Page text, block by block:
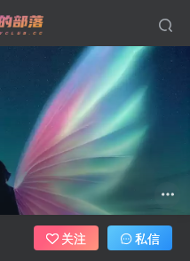
关注 私信